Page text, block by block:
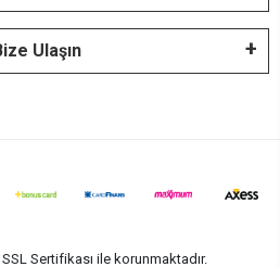
Ulaşın
Sertifikası ile korunmaktadır.